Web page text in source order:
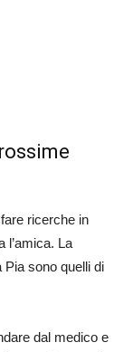
ricerche in
l’amica. La
sono quelli di
dal medico e